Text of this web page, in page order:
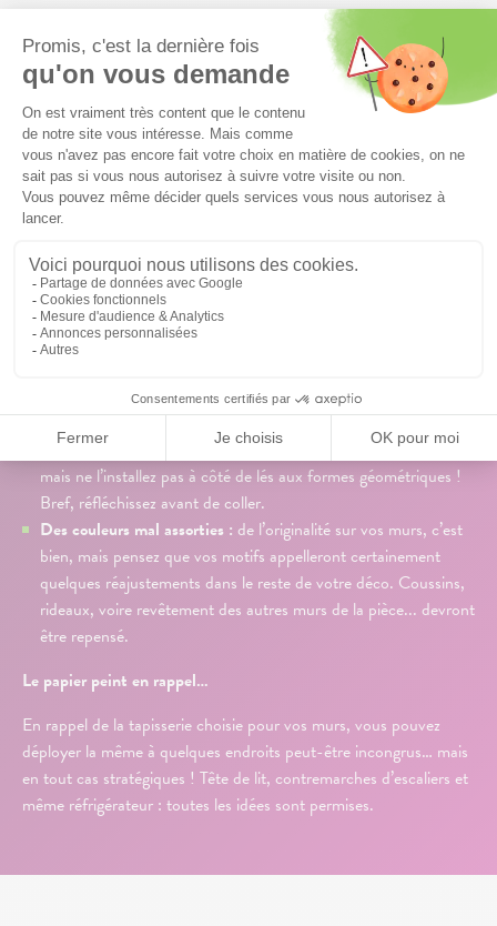
Astuce : utilisez la tapisserie et les motifs…
avec parcimonie
Des motifs, oui... mais pas n'importe comment ! Voici les 3
Le total look :à moins qu’il soit mûrement réfléchi et réservé à
une pièce bien particulière (vos toilettes, par exemple),
bannissez-le de votre intérieur. À proscrire à tout prix dans
par petites touches en utilisant votre trouvaille coup de cœur
dans une niche ou sur un seul pan de mur.
La surenchère de motifs :un papier peint flamant rose, oui…
mais ne l’installez pas à côté de lés aux formes géométriques !
Bref, réfléchissez avant de coller.
Des couleurs mal assorties : de l’originalité sur vos murs, c’est
bien, mais pensez que vos motifs appelleront certainement
quelques réajustements dans le reste de votre déco. Coussins,
rideaux, voire revêtement des autres murs de la pièce... devront
être repensé.
Le papier peint en rappel…
En rappel de la tapisserie choisie pour vos murs, vous pouvez
déployer la même à quelques endroits peut-être incongrus… mais
en tout cas stratégiques ! Tête de lit, contremarches d’escaliers et
même réfrigérateur : toutes les idées sont permises.